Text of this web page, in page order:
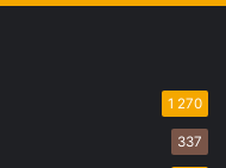
1 270
337